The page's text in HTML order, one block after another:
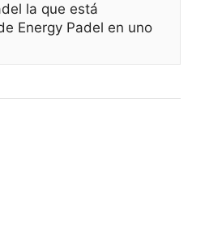
la que está
Energy Padel en uno